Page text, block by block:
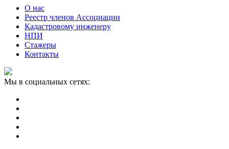
О нас
Реестр членов Ассоциации
Кадастровому инженеру
НПИ
Стажеры
Контакты
Мы в социальных сетях: